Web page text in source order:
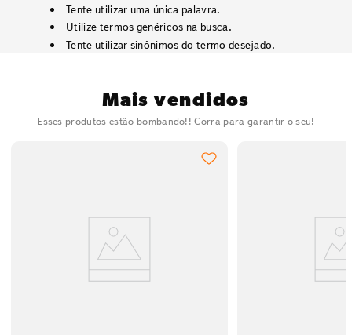
Tente utilizar uma única palavra.
Utilize termos genéricos na busca.
Tente utilizar sinônimos do termo desejado.
Mais vendidos
Esses produtos estão bombando!! Corra para garantir o seu!